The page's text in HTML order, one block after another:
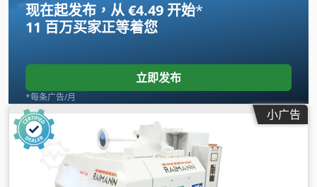
现在起发布，从 €4.49 开始*
11 百万买家正等着您
立即发布
*每条广告/月
小广告